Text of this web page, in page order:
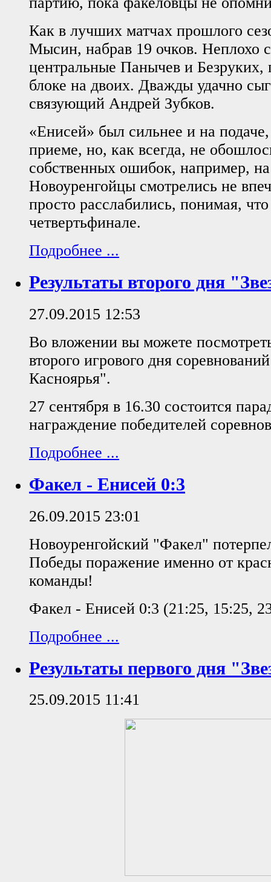
Как в лучших матчах прошлого
Мысин, набрав 19 очков. Неплохо
центральные Панычев и Безруких,
блоке на двоих. Дважды удачно
связующий Андрей Зубков.
«Енисей» был сильнее и на
приеме, но, как всегда, не
собственных ошибок, например,
Новоуренгойцы смотрелись не
просто расслабились, понимая,
четвертьфинале.
Подробнее ...
Результаты второго дня
27.09.2015 12:53
Во вложении вы можете
второго игрового дня
Касноярья".
27 сентября в 16.30 состоится
награждение победителей
Подробнее ...
Факел - Енисей 0:3
26.09.2015 23:01
Новоуренгойский "Факел"
Победы поражение именно от
команды!
Факел - Енисей 0:3 (21:25, 15:25,
Подробнее ...
Результаты первого дня
25.09.2015 11:41